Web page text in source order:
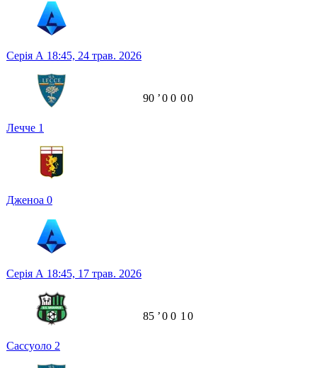
Серія А 18:45, 24 трав. 2026
Лечче 1
Дженоа 0
90 ʼ0 0 00
Серія А 18:45, 17 трав. 2026
Сассуоло 2
85 ʼ0 0 1 0